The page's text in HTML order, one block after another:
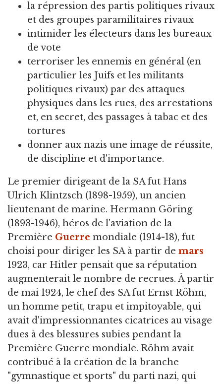
la répression des partis politiques rivaux
et des groupes paramilitaires rivaux
intimider les électeurs dans les bureaux
de vote
terroriser les ennemis en général (en
particulier les Juifs et les militants
politiques rivaux) par des attaques
physiques dans les rues, des arrestations
et, en secret, des passages à tabac et des
tortures
donner aux nazis une image de réussite,
de discipline et d'importance.
Le premier dirigeant de la SA fut Hans
Ulrich Klintzsch (1898-1959), un ancien
lieutenant de marine. Hermann Göring
(1893-1946), héros de l'aviation de la
Première Guerre mondiale (1914-18), fut
choisi pour diriger les SA à partir de mars
1923, car Hitler pensait que sa réputation
augmenterait le nombre de recrues. À partir
de mai 1924, le chef des SA fut Ernst Röhm,
un homme petit, trapu et impitoyable, qui
avait d'impressionnantes cicatrices au visage
dues à des blessures subies pendant la
Première Guerre mondiale. Röhm avait
contribué à la création de la branche
"gymnastique et sports" du parti nazi, qui